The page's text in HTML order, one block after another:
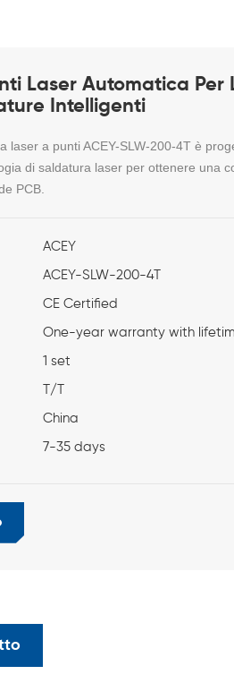
Laser Automatica Per
Intelligenti
laser a punti ACEY-SLW-200-4T è
di saldatura laser per ottenere una
PCB.
ACEY
ACEY-SLW-200-4T
CE Certified
One-year warranty with
1 set
T/T
China
7-35 days